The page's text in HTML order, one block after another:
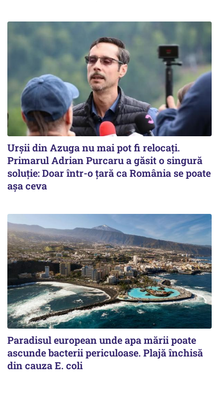
Urșii din Azuga nu mai pot fi relocați.
Primarul Adrian Purcaru a găsit o singură
soluție: Doar într-o țară ca România se poate
așa ceva
Paradisul european unde apa mării poate
ascunde bacterii periculoase. Plajă închisă
din cauza E. coli